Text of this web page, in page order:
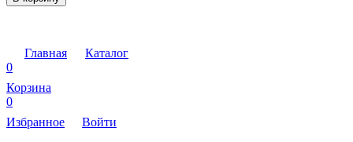
Главная
Каталог
0
Корзина
0
Избранное
Войти